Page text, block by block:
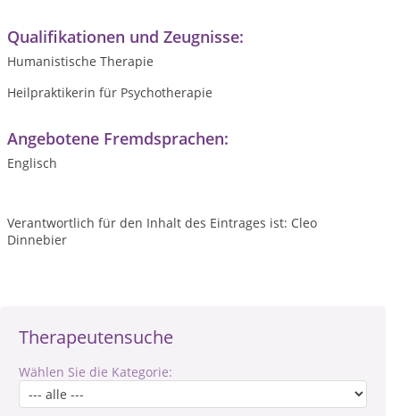
Therapeutensuche
Wählen Sie die Kategorie:
Qualifikationen und Zeugnisse:
Humanistische Therapie
Heilpraktikerin für Psychotherapie
Angebotene Fremdsprachen:
Englisch
Verantwortlich für den Inhalt des Eintrages ist: Cleo
Dinnebier